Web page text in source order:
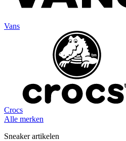
Vans
Crocs
Alle merken
Sneaker artikelen